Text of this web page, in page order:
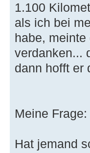
1.100
als ich bei
habe,
verdanken...
dann hofft er
Meine Frage:
Hat jemand